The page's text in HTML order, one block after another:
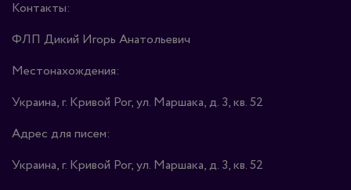
Контакты:
ФЛП Дикий Игорь Анатольевич
Местонахождения:
Украина, г. Кривой Рог, ул. Маршака, д. 3, кв. 52
Адрес для писем:
Украина, г. Кривой Рог, ул. Маршака, д. 3, кв. 52